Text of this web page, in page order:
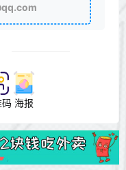
码 海报